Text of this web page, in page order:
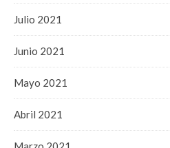
Julio 2021
Junio 2021
Mayo 2021
Abril 2021